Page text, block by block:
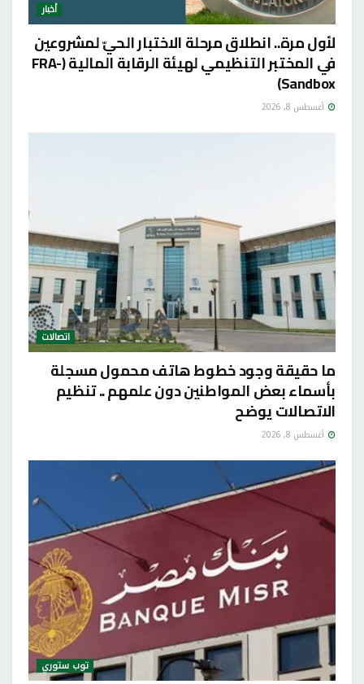
أخبار
لأول مرة.. انطلاق مرحلة الاختبار الحيّ لمشروعين
في المختبر التنظيمي لهيئة الرقابة المالية (FRA-
Sandbox)
أغسطس 8, 2026
اتصالات
ما حقيقة وجود خطوط هاتف محمول مسجلة
بأسماء بعض المواطنين دون علمهم .. تنظيم
الاتصالات يوضح
أغسطس 8, 2026
توب ستوري